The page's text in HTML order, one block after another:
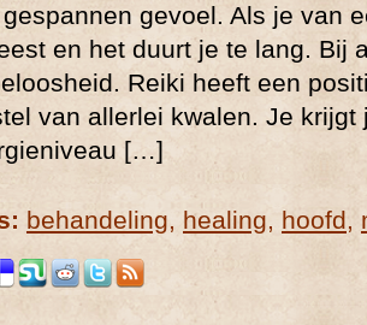
gevoel. Als je van
en het duurt je te lang. Bij
Reiki heeft een
van allerlei kwalen. Je krijgt
[…]
behandeling, healing, hoofd,